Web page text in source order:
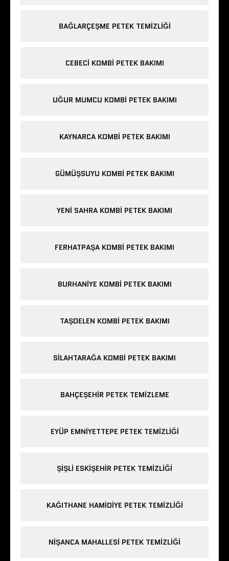
BAĞLARÇEŞME PETEK TEMIZLIĞI
CEBECI KOMBI PETEK BAKIMI
UĞUR MUMCU KOMBI PETEK BAKIMI
KAYNARCA KOMBI PETEK BAKIMI
GÜMÜŞSUYU KOMBI PETEK BAKIMI
YENI SAHRA KOMBI PETEK BAKIMI
FERHATPAŞA KOMBI PETEK BAKIMI
BURHANIYE KOMBI PETEK BAKIMI
TAŞDELEN KOMBI PETEK BAKIMI
SILAHTARAĞA KOMBI PETEK BAKIMI
BAHÇEŞEHIR PETEK TEMIZLEME
EYÜP EMNIYETTEPE PETEK TEMIZLIĞI
ŞIŞLI ESKIŞEHIR PETEK TEMIZLIĞI
KAĞITHANE HAMIDIYE PETEK TEMIZLIĞI
NIŞANCA MAHALLESI PETEK TEMIZLIĞI